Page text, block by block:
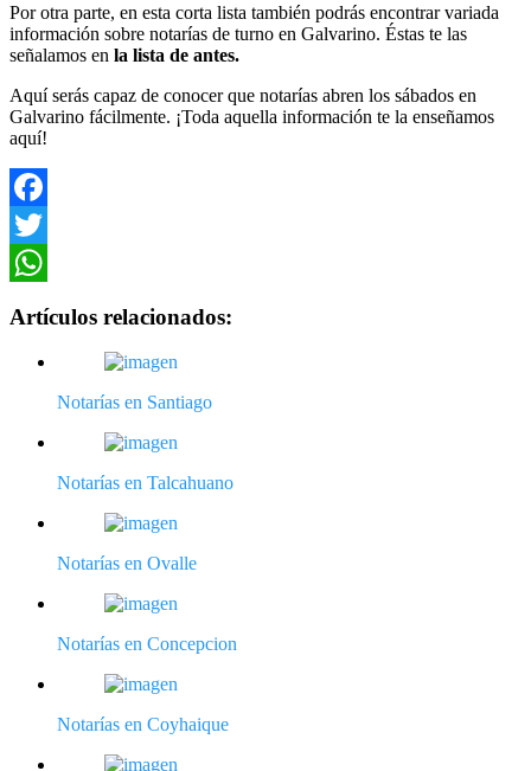
Por otra parte, en esta corta lista también podrás encontrar variada
información sobre notarías de turno en Galvarino. Éstas te las
señalamos en la lista de antes.
Aquí serás capaz de conocer que notarías abren los sábados en
Galvarino fácilmente. ¡Toda aquella información te la enseñamos
aquí!
Facebook
Twitter
Artículos relacionados:
Notarías en Santiago
Notarías en Talcahuano
Notarías en Ovalle
Notarías en Concepcion
Notarías en Coyhaique